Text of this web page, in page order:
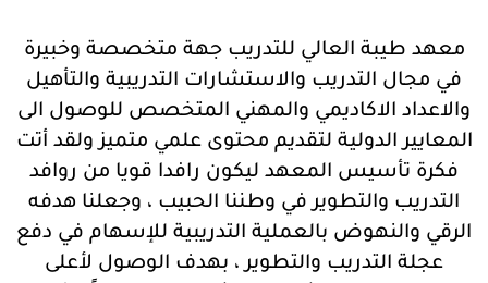
معهد طيبة العالي للتدريب جهة متخصصة وخبيرة
في مجال التدريب والاستشارات التدريبية والتأهيل
والاعداد الاكاديمي والمهني المتخصص للوصول الى
المعايير الدولية لتقديم محتوى علمي متميز ولقد أتت
فكرة تأسيس المعهد ليكون رافدا قويا من روافد
التدريب والتطوير في وطننا الحبيب ، وجعلنا هدفه
الرقي والنهوض بالعملية التدريبية للإسهام في دفع
عجلة التدريب والتطوير ، بهدف الوصول لأعلى